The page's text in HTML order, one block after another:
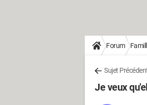
Forum
Sujet
Je veux